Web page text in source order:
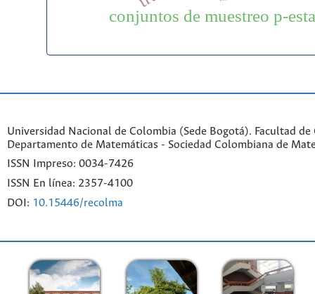
conjuntos de muestreo p-
Universidad Nacional de Colombia (Sede Bogotá). Facultad de
Departamento de Matemáticas - Sociedad Colombiana de
ISSN Impreso: 0034-7426
ISSN En línea: 2357-4100
DOI: 10.15446/recolma